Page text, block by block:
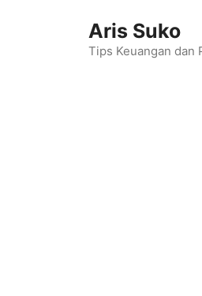
Aris Suko
Tips Keuangan dan